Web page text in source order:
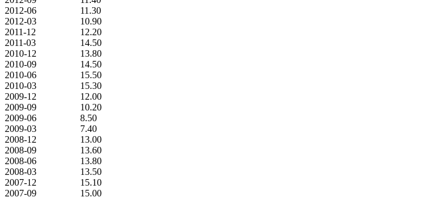
2012-06
11.30
2012-03
10.90
2011-12
12.20
2011-03
14.50
2010-12
13.80
2010-09
14.50
2010-06
15.50
2010-03
15.30
2009-12
12.00
2009-09
10.20
2009-06
8.50
2009-03
7.40
2008-12
13.00
2008-09
13.60
2008-06
13.80
2008-03
13.50
2007-12
15.10
2007-09
15.00